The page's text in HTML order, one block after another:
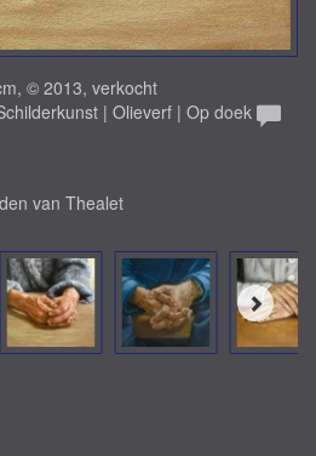
© 2013, verkocht
| Olieverf | Op doek
van Thealet